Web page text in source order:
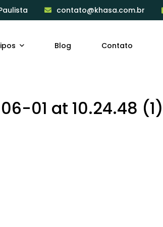
contato@khasa.com.br
Blog Contato
01 at 10.24.48 (1)